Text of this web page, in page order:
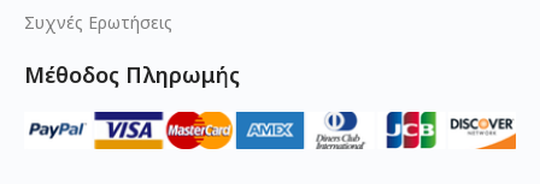
Συχνές Ερωτήσεις
Μέθοδος Πληρωμής